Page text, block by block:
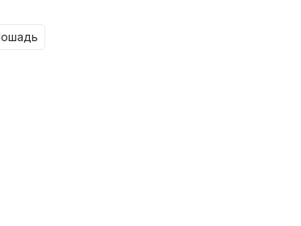
лошадь